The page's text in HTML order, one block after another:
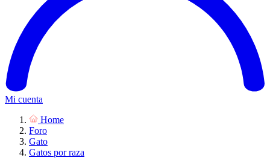
Mi cuenta
Home
Foro
Gato
Gatos por raza